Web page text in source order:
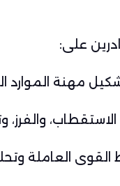
على:
مهنة الموارد
العاملة